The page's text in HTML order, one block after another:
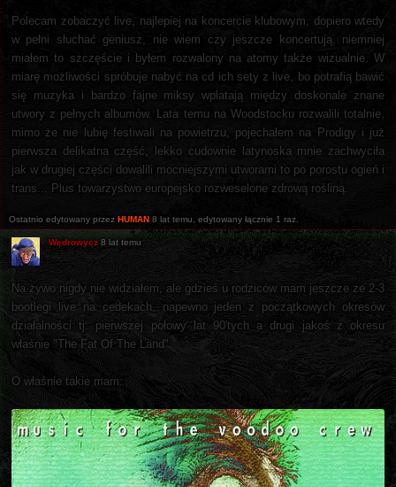
Polecam zobaczyć live, najlepiej na koncercie klubowym, dopiero wtedy
w pełni słuchać geniusz, nie wiem czy jeszcze koncertują, niemniej
miałem to szczęście i byłem rozwalony na atomy także wizualnie. W
miarę możliwości spróbuje nabyć na cd ich sety z live, bo potrafią bawić
się muzyka i bardzo fajne miksy wplatają między doskonale znane
utwory z pełnych albumów. Lata temu na Woodstocku rozwalili totalnie,
mimo że nie lubię festiwali na powietrzu, pojechałem na Prodigy i już
pierwsza delikatna część, lekko cudownie latynoska mnie zachwyciła
jak w drugiej części dowalili mocniejszymi utworami to po porostu ogień i
trans... Plus towarzystwo europejsko rozweselone zdrową rośliną.
Ostatnio edytowany przez HUMAN 8 lat temu , edytowany łącznie 1 raz.
Wędrowycz 8 lat temu
Na żywo nigdy nie widziałem, ale gdzieś u rodziców mam jeszcze ze 2-3
bootlegi live na cedekach, napewno jeden z początkowych okresów
działalności tj. pierwszej połowy lat 90'tych a drugi jakoś z okresu
właśnie "The Fat Of The Land".
O właśnie takie mam: